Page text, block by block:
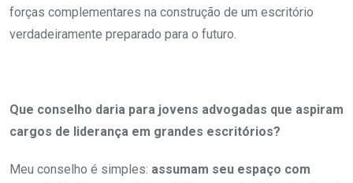
forças complementares na construção de um escritório
verdadeiramente preparado para o futuro.
Que conselho daria para jovens advogadas que aspiram
cargos de liderança em grandes escritórios?
Meu conselho é simples: assumam seu espaço com